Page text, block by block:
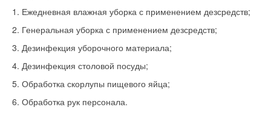
1. Ежедневная влажная уборка с применением дезсредств;
2. Генеральная уборка с применением дезсредств;
3. Дезинфекция уборочного материала;
4. Дезинфекция столовой посуды;
5. Обработка скорлупы пищевого яйца;
6. Обработка рук персонала.